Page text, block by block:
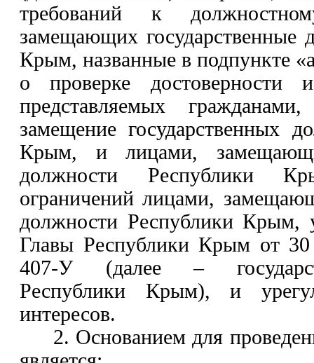
требований к
замещающих государственные
Крым, названные в подпункте
о проверке достоверности
представляемых
замещение государственных
Крым, и лицами,
должности Республики
ограничений лицами,
должности Республики Крым,
Главы Республики Крым от
407-У (далее –
Республики Крым), и
интересов.
2. Основанием для